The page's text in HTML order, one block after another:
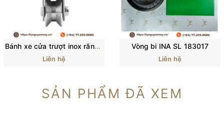
Bánh xe cửa trượt inox rãnh U rãnh V có lò xo giảm sóc
Liên hệ
Vòng bi INA SL 183017
Liên hệ
SẢN PHẨM ĐÃ XEM